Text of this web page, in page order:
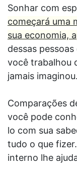
Sonhar com
começará uma
sua economia,
dessas
você trabalhou
jamais imaginou.
Comparações
você pode
lo com sua
tudo o que
interno lhe